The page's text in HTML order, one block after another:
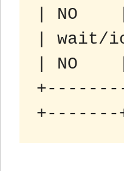
| NO    |
| wait/
| NO    |